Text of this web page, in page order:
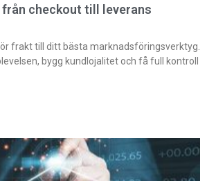
från checkout till leverans
frakt till ditt bästa marknadsföringsverktyg.
bygg kundlojalitet och få full kontroll